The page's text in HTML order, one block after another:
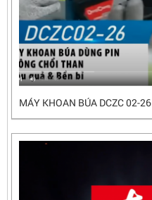
MÁY KHOAN BÚA DCZC 02-26